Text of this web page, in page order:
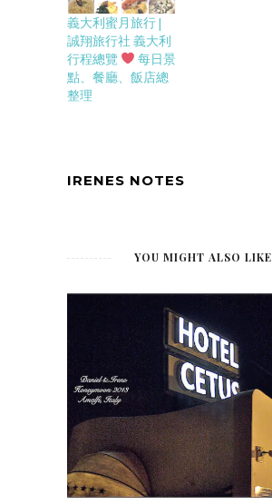
義大利蜜月旅行 |
誠翔旅行社 義大利
行程總覽
每日景
點、餐廳、飯店總
整理
IRENES NOTES
YOU MIGHT ALSO LIKE